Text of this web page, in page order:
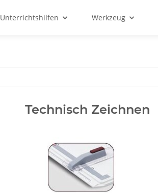
Unterrichtshilfen Werkzeug
Technisch Zeichnen